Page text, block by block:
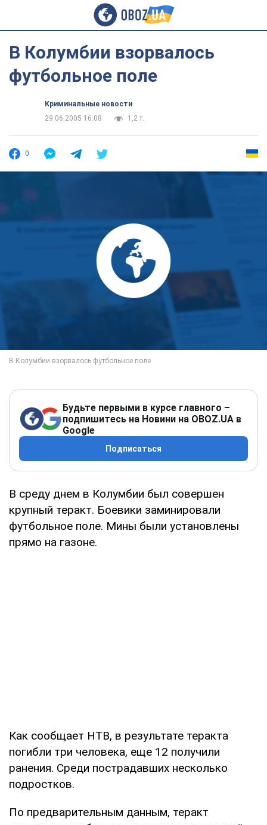
В Колумбии взорвалось
футбольное поле
Криминальные новости
29.06.2005 16:08
1,2 т.
0
Будьте первыми в курсе главного –
подпишитесь на Новини на OBOZ.UA в
Google
Подписаться
В среду днем в Колумбии был совершен
крупный теракт. Боевики заминировали
футбольное поле. Мины были установлены
прямо на газоне.
Как сообщает НТВ, в результате теракта
погибли три человека, еще 12 получили
ранения. Среди пострадавших несколько
подростков.
По предварительным данным, теракт